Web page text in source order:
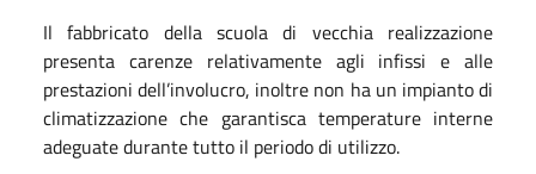
Il fabbricato della scuola di vecchia realizzazione
presenta carenze relativamente agli infissi e alle
prestazioni dell’involucro, inoltre non ha un impianto di
climatizzazione che garantisca temperature interne
adeguate durante tutto il periodo di utilizzo.